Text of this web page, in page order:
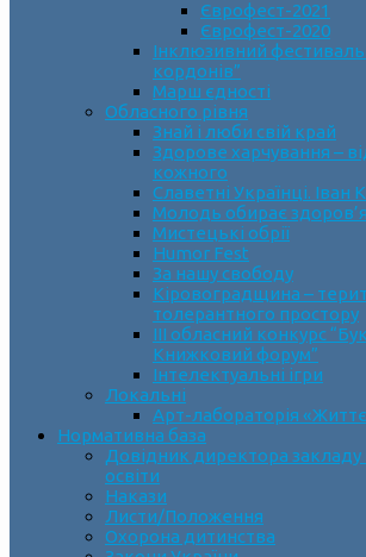
Єврофест-2021
Єврофест-2020
Інклюзивний
кордонів”
Марш єдності
Обласного рівня
Знай і люби свій край
Здорове харчування –
кожного
Славетні Українці.
Молодь обирає здоров’я
Мистецькі обрії
Humor Fest
За нашу свободу
Кіровоградщина –
толерантного простору
ІII обласний конкурс
Книжковий форум”
Інтелектуальні ігри
Локальні
Арт-лабораторія
Нормативна база
Довідник директора закладу
освіти
Накази
Листи/Положення
Охорона дитинства